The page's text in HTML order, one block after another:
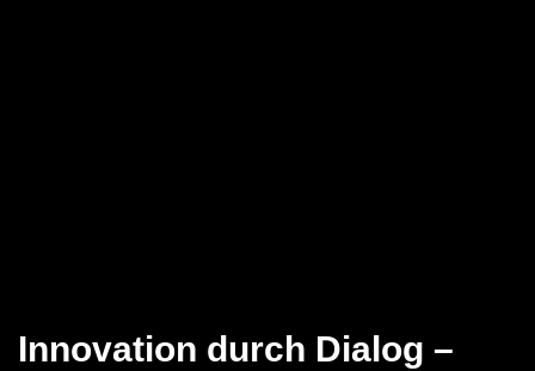
Innovation durch Dialog –